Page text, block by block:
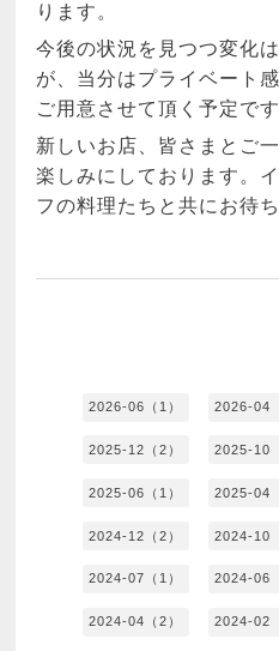
ります。
今後の状況を見つつ変化
が、当分はプライベート
ご用意させて頂く予定です
新しいお店、皆さまとご
楽しみにしております。
フの料理たちと共にお待
2026-06（1） 2026-04
2025-12（2） 2025-10
2025-06（1） 2025-04
2024-12（2） 2024-10
2024-07（1） 2024-06
2024-04（2） 2024-02